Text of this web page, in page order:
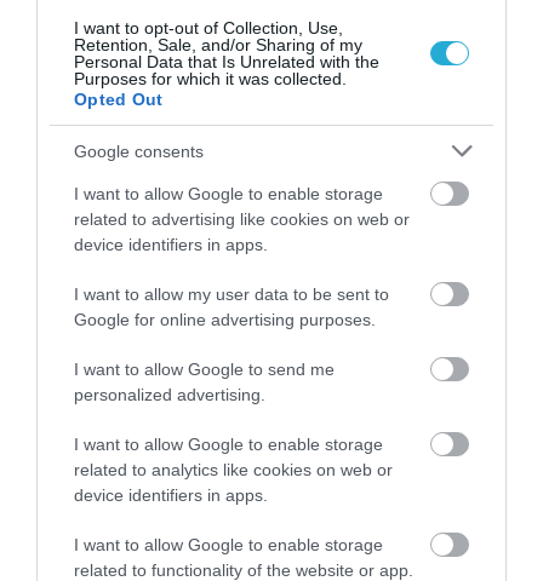
I want to opt-out of Collection, Use,
Retention, Sale, and/or Sharing of my
Personal Data that Is Unrelated with the
Purposes for which it was collected.
Opted Out
Google consents
I want to allow Google to enable storage
related to advertising like cookies on web or
device identifiers in apps.
I want to allow my user data to be sent to
Google for online advertising purposes.
I want to allow Google to send me
personalized advertising.
I want to allow Google to enable storage
related to analytics like cookies on web or
device identifiers in apps.
I want to allow Google to enable storage
related to functionality of the website or app.
Τελικά το σίγουρο είναι ότι με τον τρόπο
αυτό που επιβάλει ο ΕΟΠΥΥ έκπτωση 70%
στους γιατρούς σε χρήματα που τους
χρωστάει τους εξαναγκάζει να κλείσουν
τα ιατρεία τους που έτσι και αλλιώς δεν
έβγαιναν, ιδιαίτερα οι εργαστηριακοί και
να έχουν προβλήματα με τις τράπεζες που
τους έχουν δανείσει τα χρήματα αυτά για
να μπορέσουν να αντεπεξέλθουν στις
υποχρεώσεις τους. Τιμές που δεν έχουν
αλλάξει από το 1991, είναι μοναδικό
φαινόμενο και αντί να συζητηθεί κάποια
70%!!!. Ετσι ένας υπέρηχος θα πληρωθεί
στον γιατρό 2,4 Ευρώ, δηλαδή ούτε για το
χαρτί και το gel που θα χρησιμοποιηθεί
για την εξέταση δεν φτάνουν. Ή ακόμα